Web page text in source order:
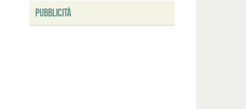
PUBBLICITÀ